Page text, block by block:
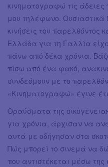
κινηματογραφώ τις άδειες
μου τηλέφωνο.
κινήσεις του παρελθόντος
Ελλάδα για τη Γαλλία
πάνω από δέκα χρόνια.
πίσω από ένα φακό,
συνδεόμουν με το
«Κινηματογραφώ» έγινε
Θραύσματα της
για χρόνια, άρχισαν να
αυτά με οδήγησαν στα
Πώς μπορεί το σινεμά να
που αντιστέκεται μέσω της